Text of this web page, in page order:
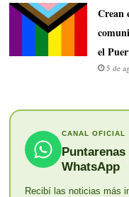
Crean
el
5 de
CANAL OFICIAL
Puntarenas
WhatsApp
Recibí las noticias más